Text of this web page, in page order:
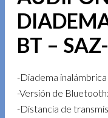
BT –
-Diadema inalámbrica
-Versión de
-Distancia de